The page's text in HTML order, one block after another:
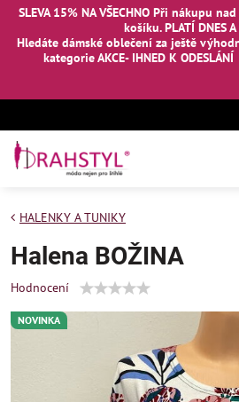
SLEVA 15% NA VŠECHNO Při nákupu
košíku. PLATÍ DNES A
Hledáte dámské oblečení za ještě
kategorie AKCE- IHNED K ODESLÁNÍ
NOVINKA
HALENKY A TUNIKY
Halena BOŽINA
Hodnocení